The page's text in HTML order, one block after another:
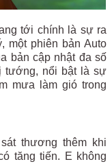
tới chính là sự ra
một phiên bản Auto
bản cập nhật đa số
tướng, nổi bật là sự
mưa làm gió trong
thương thêm khi
tăng tiến. E không